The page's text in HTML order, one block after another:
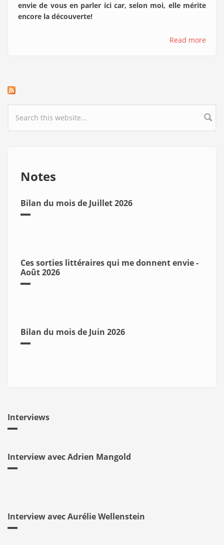
envie de vous en parler ici car, selon moi, elle mérite
encore la découverte!
Read more
Search form
Notes
Bilan du mois de Juillet 2026
Ces sorties littéraires qui me donnent envie -
Août 2026
Bilan du mois de Juin 2026
Interviews
Interview avec Adrien Mangold
Interview avec Aurélie Wellenstein